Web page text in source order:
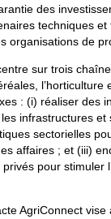
des
techniques et
organisations de
sur trois
l’horticulture
: (i) réaliser des
infrastructures et
sectorielles
affaires ; et (iii)
privés pour stimuler
AgriConnect